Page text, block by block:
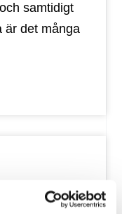
samtidigt
är det många